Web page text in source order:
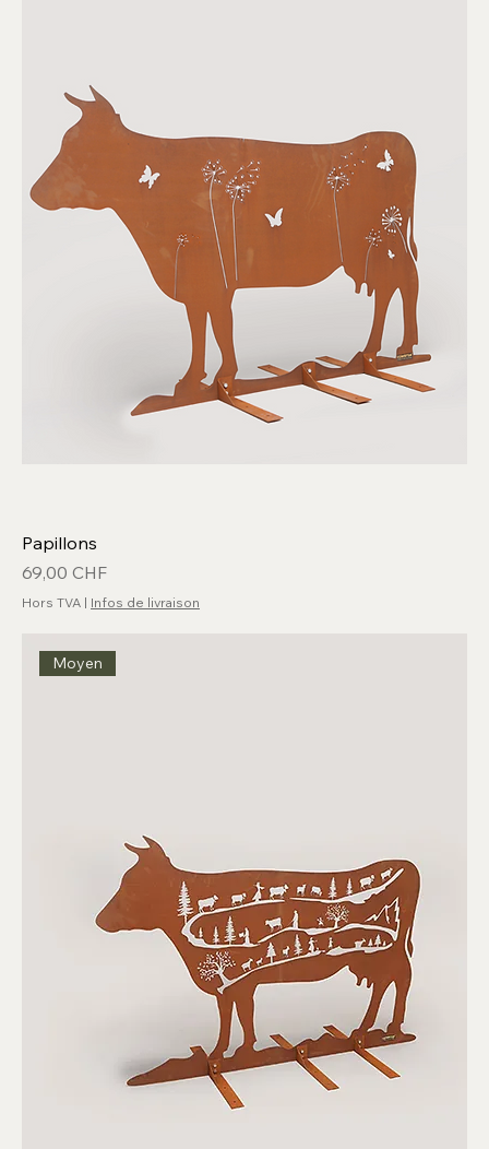
Papillons
Prix
69,00 CHF
Hors TVA | Infos de livraison
Moyen